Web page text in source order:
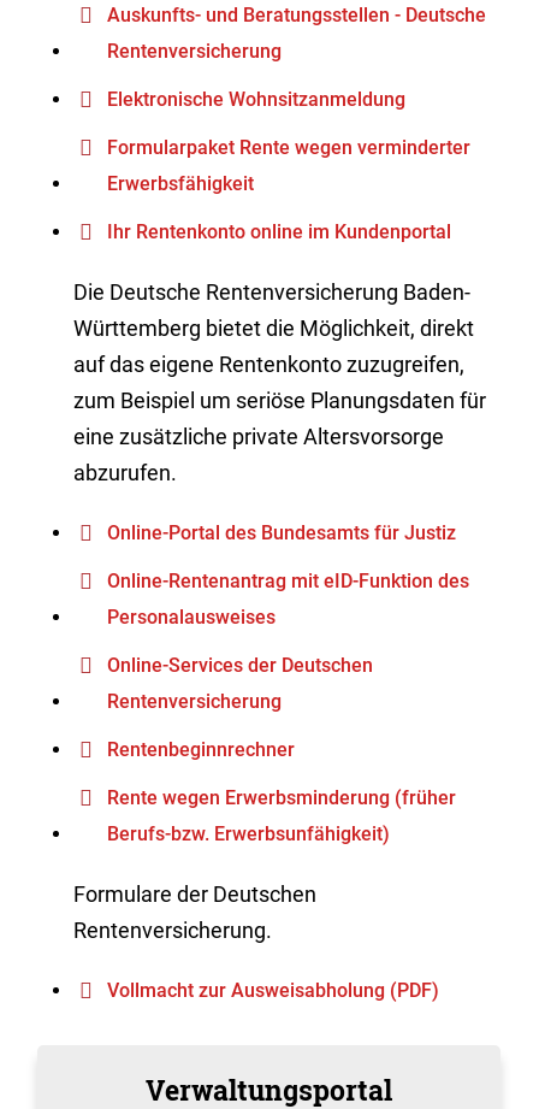
Auskunfts- und Beratungsstellen - Deutsche
Rentenversicherung
Elektronische Wohnsitzanmeldung
Formularpaket Rente wegen verminderter
Erwerbsfähigkeit
Ihr Rentenkonto online im Kundenportal
Die Deutsche Rentenversicherung Baden-
Württemberg bietet die Möglichkeit, direkt
auf das eigene Rentenkonto zuzugreifen,
zum Beispiel um seriöse Planungsdaten für
eine zusätzliche private Altersvorsorge
abzurufen.
Online-Portal des Bundesamts für Justiz
Online-Rentenantrag mit eID-Funktion des
Personalausweises
Online-Services der Deutschen
Rentenversicherung
Rentenbeginnrechner
Rente wegen Erwerbsminderung (früher
Berufs-bzw. Erwerbsunfähigkeit)
Formulare der Deutschen
Rentenversicherung.
Vollmacht zur Ausweisabholung (PDF)
Verwaltungsportal